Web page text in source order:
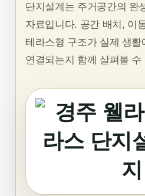
단지설계는 주거공간의 완
자료입니다. 공간 배치, 이
테라스형 구조가 실제 생활
연결되는지 함께 살펴볼 수